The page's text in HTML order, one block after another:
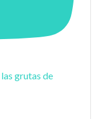
grutas de